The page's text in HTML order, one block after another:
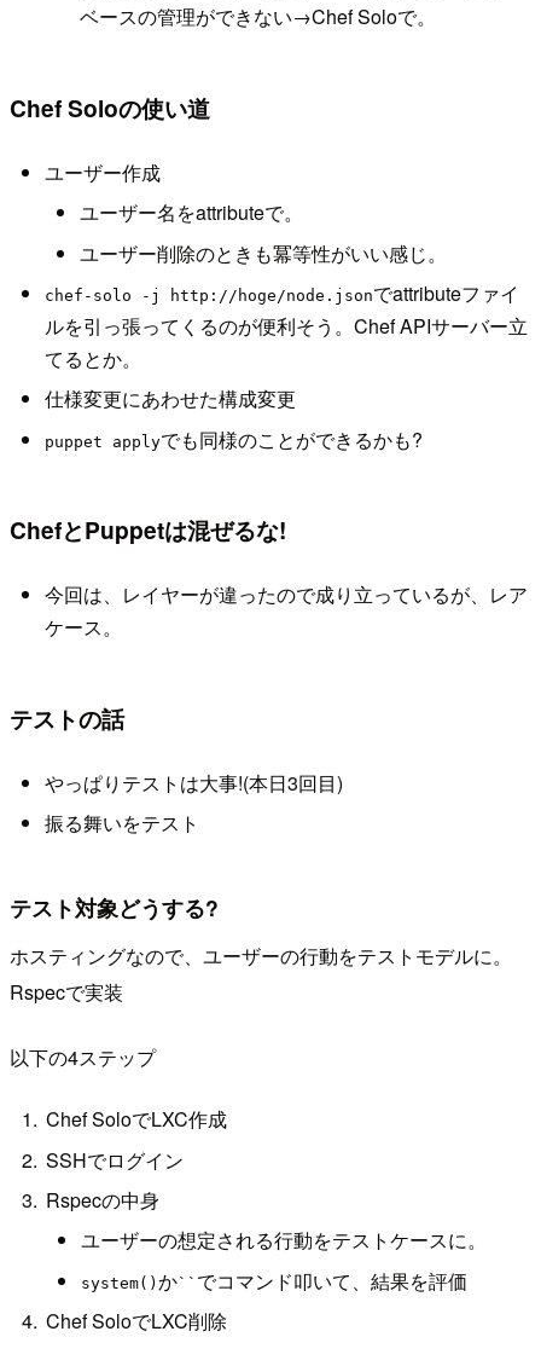
ベースの管理ができない→Chef Soloで。
Chef Soloの使い道
ユーザー作成
ユーザー名をattributeで。
ユーザー削除のときも冪等性がいい感じ。
chef-solo -j http://hoge/node.jsonでattributeファイ
ルを引っ張ってくるのが便利そう。Chef APIサーバー立
てるとか。
仕様変更にあわせた構成変更
puppet applyでも同様のことができるかも?
ChefとPuppetは混ぜるな!
今回は、レイヤーが違ったので成り立っているが、レア
ケース。
テストの話
やっぱりテストは大事!(本日3回目)
振る舞いをテスト
テスト対象どうする?
ホスティングなので、ユーザーの行動をテストモデルに。
Rspecで実装
以下の4ステップ
Chef SoloでLXC作成
SSHでログイン
Rspecの中身
ユーザーの想定される行動をテストケースに。
system()か`` でコマンド叩いて、結果を評価
Chef SoloでLXC削除